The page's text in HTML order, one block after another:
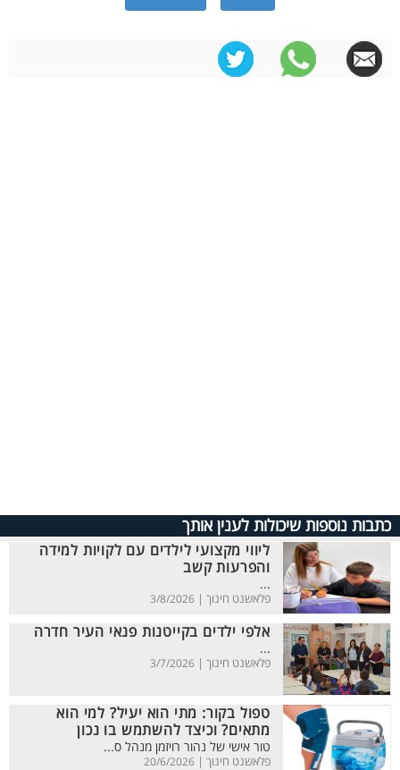
כתבות נוספות שיכולות לענין אותך
ליווי מקצועי לילדים עם לקויות למידה
והפרעות קשב
...
פלאשנט חינוך | 3/8/2026
אלפי ילדים בקייטנות פנאי העיר חדרה
...
פלאשנט חינוך | 3/7/2026
טפול בקור: מתי הוא יעיל? למי הוא
מתאים? וכיצד להשתמש בו נכון
טור אישי של נהור רויזמן מנהל ס...
פלאשנט חינוך | 20/6/2026